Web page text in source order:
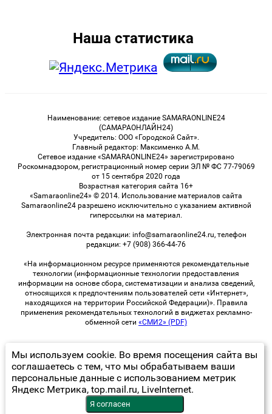
Наша статистика
Наименование: сетевое издание SAMARAONLINE24
(САМАРАОНЛАЙН24)
Учредитель: ООО «Городской Сайт».
Главный редактор: Максименко А.М.
Сетевое издание «SAMARAONLINE24» зарегистрировано
Роскомнадзором, регистрационный номер серии ЭЛ № ФС 77-79069
от 15 сентября 2020 года
Возрастная категория сайта 16+
«Samaraonline24» © 2014. Использование материалов сайта
Samaraonline24 разрешено исключительно с указанием активной
гиперссылки на материал.
Электронная почта редакции: info@samaraonline24.ru, телефон
редакции: +7 (908) 366-44-76
«На информационном ресурсе применяются рекомендательные
технологии (информационные технологии предоставления
информации на основе сбора, систематизации и анализа сведений,
относящихся к предпочтениям пользователей сети «Интернет»,
находящихся на территории Российской Федерации)». Правила
применения рекомендательных технологий в виджетах рекламно-
обменной сети «СМИ2» (PDF)
© 2026 «samaraOnline24» | Все права защищены
Возрастная категория сайта 16+
Политика конфиденциальности
Мы используем cookie. Во время посещения сайта вы
соглашаетесь с тем, что мы обрабатываем ваши
персональные данные с использованием метрик
Яндекс Метрика, top.mail.ru, LiveInternet.
Я согласен